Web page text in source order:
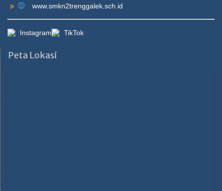
www.smkn2trenggalek.sch.id
Instagram TikTok
Peta Lokasi